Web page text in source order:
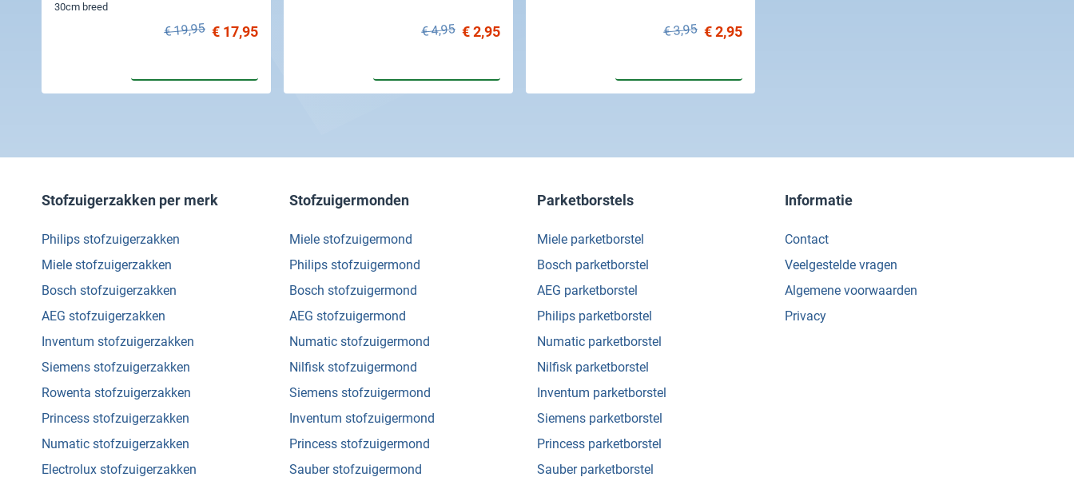
30cm breed
€ 17,95
€ 19,95 € 2,95
€ 4,95 € 2,95
€ 3,95
Stofzuigerzakken per merk
Philips stofzuigerzakken
Miele stofzuigerzakken
Bosch stofzuigerzakken
AEG stofzuigerzakken
Inventum stofzuigerzakken
Siemens stofzuigerzakken
Rowenta stofzuigerzakken
Princess stofzuigerzakken
Numatic stofzuigerzakken
Electrolux stofzuigerzakken
Stofzuigermonden
Miele stofzuigermond
Philips stofzuigermond
Bosch stofzuigermond
AEG stofzuigermond
Numatic stofzuigermond
Nilfisk stofzuigermond
Siemens stofzuigermond
Inventum stofzuigermond
Princess stofzuigermond
Sauber stofzuigermond
Parketborstels
Miele parketborstel
Bosch parketborstel
AEG parketborstel
Philips parketborstel
Numatic parketborstel
Nilfisk parketborstel
Inventum parketborstel
Siemens parketborstel
Princess parketborstel
Sauber parketborstel
Informatie
Contact
Veelgestelde vragen
Algemene voorwaarden
Privacy